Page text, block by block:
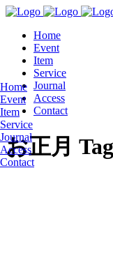
Home
Event
Item
Service
Journal
Access
Contact
Home
Event
Item
Service
Journal
Access
Contact
お正月 Tag